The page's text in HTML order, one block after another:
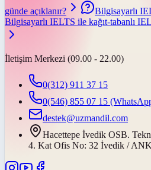
günde açıklanır?
Bilgisayarlı
Bilgisayarlı IELTS ile kağıt-tabanlı
İletişim Merkezi (09.00 - 22.00)
0(312) 911 37 15
0(546) 855 07 15
destek@uzmandil.com
Hacettepe İvedik OSB.
4. Kat Ofis No: 32 İvedik /